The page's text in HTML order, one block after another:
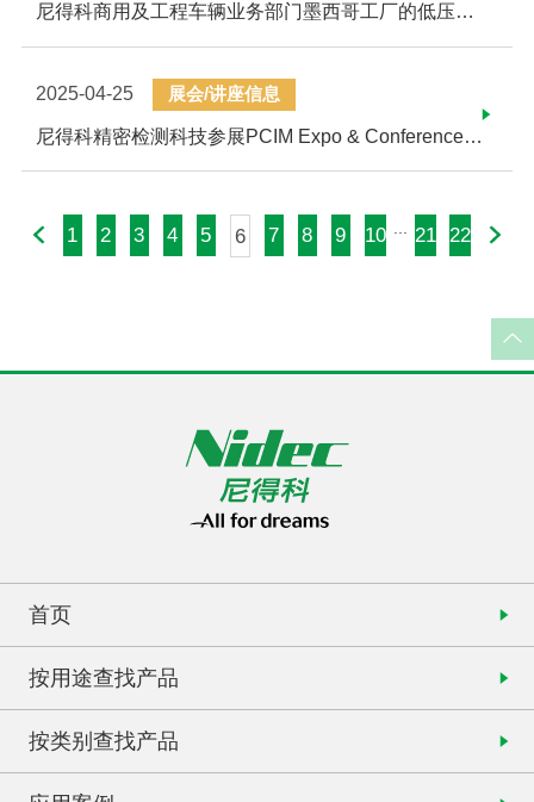
尼得科商用及工程车辆业务部门墨西哥工厂的低压异步电机自动化产线正式投产
2025-04-25 展会/讲座信息
尼得科精密检测科技参展PCIM Expo & Conference 2025
1 2 3 4 5 6 7 8 9 10 21 22
首页
按用途查找产品
按类别查找产品